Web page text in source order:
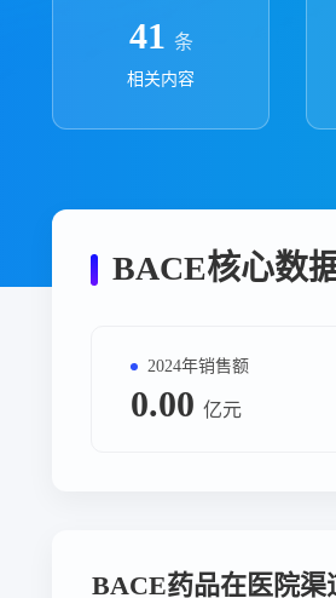
药品生产企业
41 条
相关内容
BACE核心数
2024年销售额
0.00 亿元
BACE药品在医院渠